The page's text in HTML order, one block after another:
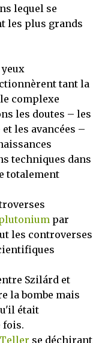
lequel se
les plus grands
tant la
complexe
les doutes – les
les avancées –
techniques dans
totalement
par
les controverses
Szilárd et
la bombe mais
était
fois.
Teller se déchirant